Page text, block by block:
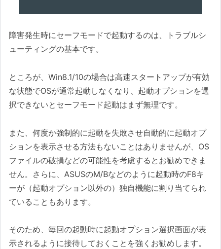
障害発生時にセーフモードで起動するのは、トラブルシ
ューティングの基本です。
ところが、Win8.1/10の場合は高速スタートアップが有効
な状態でOSが通常起動しなくなり、起動オプションを選
択できないとセーフモード起動はまず無理です。
また、何度か強制的に起動を失敗させ自動的に起動オプ
ションを表示させる方法もないことはありませんが、OS
ファイルの破損などの可能性を考慮するとお勧めできま
せん。さらに、ASUSのM/Bなどのように起動時のF8キ
ーが（起動オプション以外の）独自機能に割り当てられ
ていることもあります。
そのため、毎回の起動時に起動オプション選択画面が表
示されるように接待しておくことを強くお勧めします。